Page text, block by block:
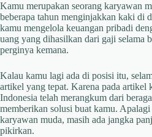
Kamu merupakan seorang karyawan
beberapa tahun menginjakkan kaki di
kamu mengelola keuangan pribadi
uang yang dihasilkan dari gaji selama
perginya kemana.
Kalau kamu lagi ada di posisi itu,
artikel yang tepat. Karena pada artikel
Indonesia telah merangkum dari
memberikan solusi buat kamu.
karyawan muda, masih ada jangka
pikirkan.